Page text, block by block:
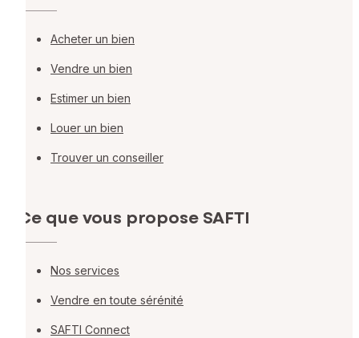
Acheter un bien
Vendre un bien
Estimer un bien
Louer un bien
Trouver un conseiller
Ce que vous propose SAFTI
Nos services
Vendre en toute sérénité
SAFTI Connect